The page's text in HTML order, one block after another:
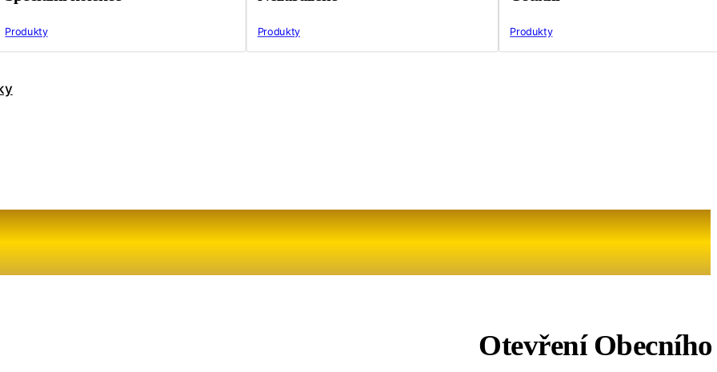
Produkty Produkty Produkty
Otevření